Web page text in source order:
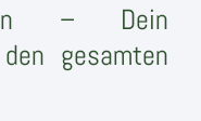
– Dein
gesamten